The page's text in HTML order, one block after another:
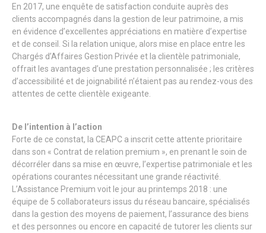
En 2017, une enquête de satisfaction conduite auprès des
clients accompagnés dans la gestion de leur patrimoine, a mis
en évidence d’excellentes appréciations en matière d’expertise
et de conseil. Si la relation unique, alors mise en place entre les
Chargés d’Affaires Gestion Privée et la clientèle patrimoniale,
offrait les avantages d’une prestation personnalisée ; les critères
d’accessibilité et de joignabilité n’étaient pas au rendez-vous des
attentes de cette clientèle exigeante.
De l’intention à l’action
Forte de ce constat, la CEAPC a inscrit cette attente prioritaire
dans son « Contrat de relation premium », en prenant le soin de
décorréler dans sa mise en œuvre, l’expertise patrimoniale et les
opérations courantes nécessitant une grande réactivité.
L’Assistance Premium voit le jour au printemps 2018 : une
équipe de 5 collaborateurs issus du réseau bancaire, spécialisés
dans la gestion des moyens de paiement, l’assurance des biens
et des personnes ou encore en capacité de tutorer les clients sur